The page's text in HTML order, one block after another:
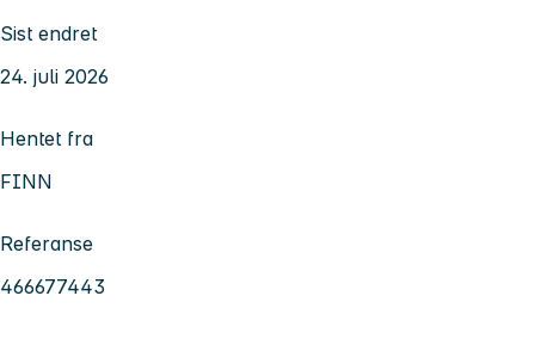
Sist endret
24. juli 2026
Hentet fra
FINN
Referanse
466677443